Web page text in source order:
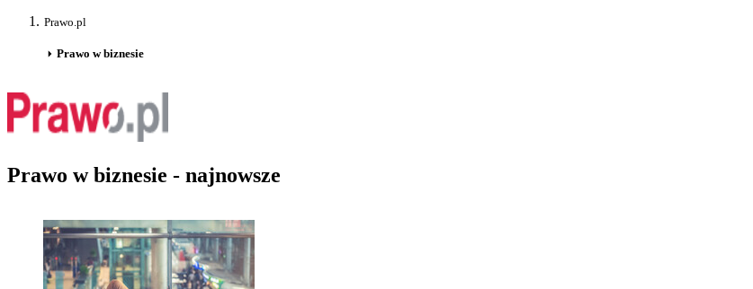
Prawo.pl
Prawo w biznesie
Prawo w biznesie - najnowsze